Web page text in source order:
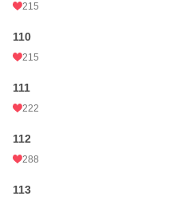
215
110
215
111
222
112
288
113